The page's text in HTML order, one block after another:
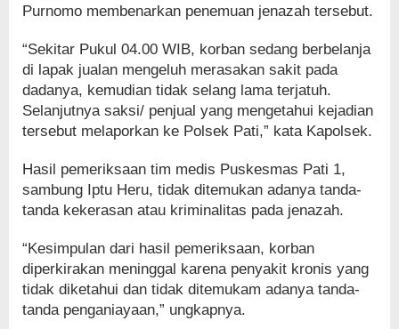
Purnomo membenarkan penemuan jenazah tersebut.
“Sekitar Pukul 04.00 WIB, korban sedang berbelanja
di lapak jualan mengeluh merasakan sakit pada
dadanya, kemudian tidak selang lama terjatuh.
Selanjutnya saksi/ penjual yang mengetahui kejadian
tersebut melaporkan ke Polsek Pati,” kata Kapolsek.
Hasil pemeriksaan tim medis Puskesmas Pati 1,
sambung Iptu Heru, tidak ditemukan adanya tanda-
tanda kekerasan atau kriminalitas pada jenazah.
“Kesimpulan dari hasil pemeriksaan, korban
diperkirakan meninggal karena penyakit kronis yang
tidak diketahui dan tidak ditemukam adanya tanda-
tanda penganiayaan,” ungkapnya.